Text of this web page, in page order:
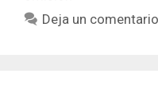
Deja un comentario